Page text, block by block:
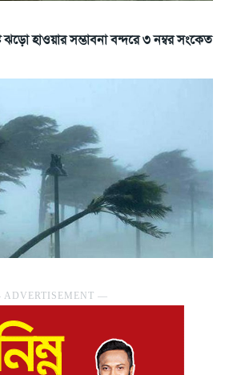
ঝড়ো হাওয়ার সম্ভাবনা বন্দরে ৩ নম্বর সংকেত
―